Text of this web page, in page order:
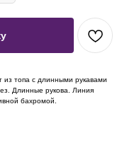
из топа с длинными рукавами
Длинные рукова. Линия
бахромой.